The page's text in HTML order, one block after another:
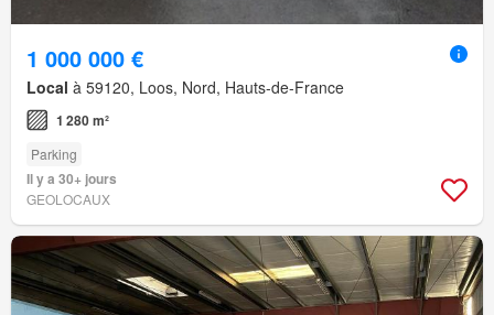
1 000 000 €
Local à 59120, Loos, Nord, Hauts-de-France
1 280 m²
Parking
Il y a 30+ jours
GEOLOCAUX